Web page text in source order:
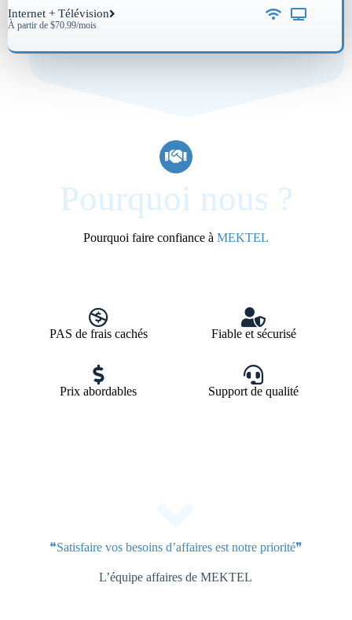
Internet + Télévision
À partir de $70.99/mois
Pourquoi faire confiance à MEKTEL
Pourquoi nous ?
PAS de frais cachés Fiable et sécurisé
Prix abordables Support de qualité
❝Satisfaire vos besoins d’affaires est notre priorité❞
L’équipe affaires de MEKTEL